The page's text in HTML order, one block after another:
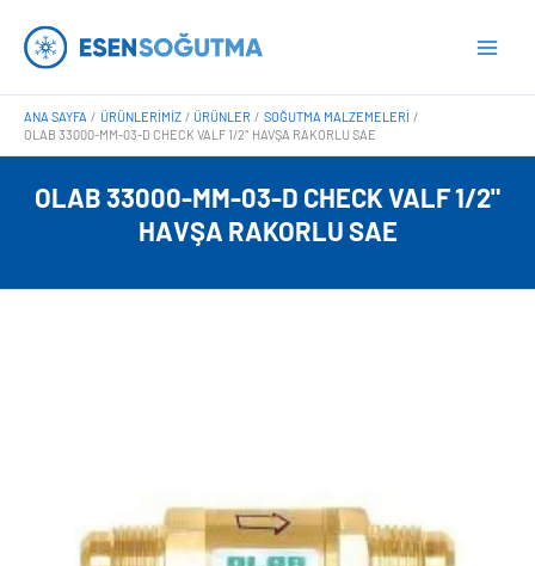
atla
ANA SAYFA ÜRÜNLERIMIZ ÜRÜNLER
SOĞUTMA MALZEMELERI
OLAB 33000-MM-03-D CHECK VALF 1/2″ HAVŞA RAKORLU SAE
OLAB 33000-MM-03-D CHECK VALF 1/2"
HAVŞA RAKORLU SAE